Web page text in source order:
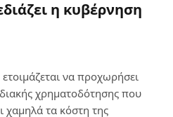
η κυβέρνηση
να προχωρήσει
χρηματοδότησης που
χαμηλά τα κόστη της